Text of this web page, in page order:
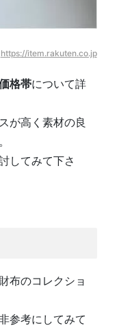
https://item.rakuten.co.jp
格帯について詳
が高く素材の良
してみて下さ
布のコレクショ
参考にしてみて